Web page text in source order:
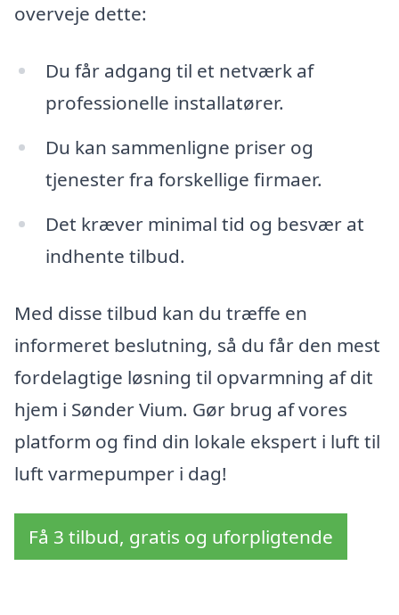
overveje dette:
Du får adgang til et netværk af
professionelle installatører.
Du kan sammenligne priser og
tjenester fra forskellige firmaer.
Det kræver minimal tid og besvær at
indhente tilbud.
Med disse tilbud kan du træffe en
informeret beslutning, så du får den mest
fordelagtige løsning til opvarmning af dit
hjem i Sønder Vium. Gør brug af vores
platform og find din lokale ekspert i luft til
luft varmepumper i dag!
Få 3 tilbud, gratis og uforpligtende